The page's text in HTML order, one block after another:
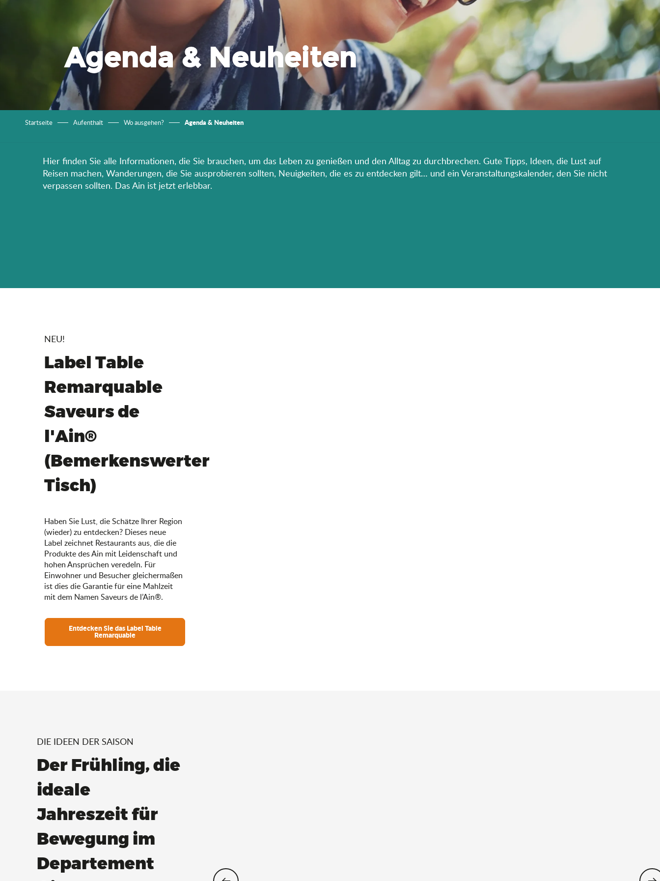
Agenda & Neuheiten
Startseite Aufenthalt Wo ausgehen? Agenda & Neuheiten
Hier finden Sie alle Informationen, die Sie brauchen, um das Leben zu genießen und den Alltag zu durchbrechen. Gute Tipps, Ideen, die Lust auf
Reisen machen, Wanderungen, die Sie ausprobieren sollten, Neuigkeiten, die es zu entdecken gilt… und ein Veranstaltungskalender, den Sie nicht
verpassen sollten. Das Ain ist jetzt erlebbar.
NEU!
Label Table
Remarquable
Saveurs de
l'Ain®
(Bemerkenswerter
Tisch)
Haben Sie Lust, die Schätze Ihrer Region
(wieder) zu entdecken? Dieses neue
Label zeichnet Restaurants aus, die die
Produkte des Ain mit Leidenschaft und
hohen Ansprüchen veredeln. Für
Einwohner und Besucher gleichermaßen
ist dies die Garantie für eine Mahlzeit
mit dem Namen Saveurs de l’Ain®.
Entdecken Sie das Label Table
Remarquable
DIE IDEEN DER SAISON
Der Frühling, die
ideale
Jahreszeit für
Bewegung im
Departement